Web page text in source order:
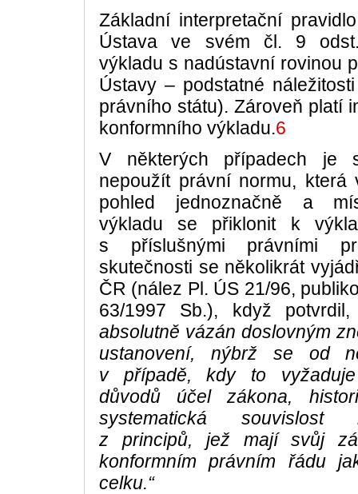
Základní interpretační
Ústava ve svém čl. 9
výkladu s nadústavní rovinou
Ústavy – podstatné
právního státu). Zároveň platí
konformního výkladu.6
V některých případech je
nepoužít právní normu, která
pohled jednoznačně a
výkladu se přiklonit k
s příslušnými právními
skutečnosti se několikrát
ČR (nález Pl. ÚS 21/96,
63/1997 Sb.), když
absolutně vázán doslovným
ustanovení, nýbrž se od
v případě, kdy to
důvodů účel zákona,
systematická souvislost
z principů, jež mají svůj
konformním právním řádu
celku.“